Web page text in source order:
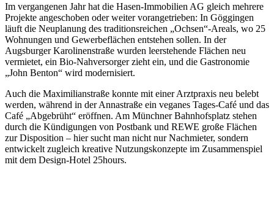
Im vergangenen Jahr hat die Hasen-Immobilien AG gleich mehrere
Projekte angeschoben oder weiter vorangetrieben: In Göggingen
läuft die Neuplanung des traditionsreichen „Ochsen“-Areals, wo 25
Wohnungen und Gewerbeflächen entstehen sollen. In der
Augsburger Karolinenstraße wurden leerstehende Flächen neu
vermietet, ein Bio-Nahversorger zieht ein, und die Gastronomie
„John Benton“ wird modernisiert.
Auch die Maximilianstraße konnte mit einer Arztpraxis neu belebt
werden, während in der Annastraße ein veganes Tages-Café und das
Café „Abgebrüht“ eröffnen. Am Münchner Bahnhofsplatz stehen
durch die Kündigungen von Postbank und REWE große Flächen
zur Disposition – hier sucht man nicht nur Nachmieter, sondern
entwickelt zugleich kreative Nutzungskonzepte im Zusammenspiel
mit dem Design-Hotel 25hours.